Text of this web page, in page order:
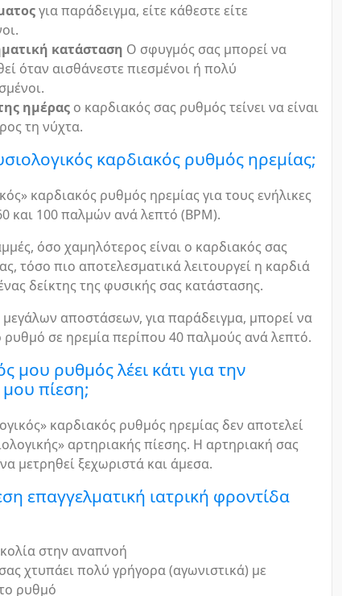
για παράδειγμα, είτε κάθεστε είτε
κατάσταση Ο σφυγμός σας μπορεί να
όταν αισθάνεστε πιεσμένοι ή πολύ
ημέρας ο καρδιακός σας ρυθμός τείνει να είναι
τη νύχτα.
καρδιακός ρυθμός ηρεμίας;
καρδιακός ρυθμός ηρεμίας για τους ενήλικες
και 100 παλμών ανά λεπτό (BPM).
όσο χαμηλότερος είναι ο καρδιακός σας
τόσο πιο αποτελεσματικά λειτουργεί η καρδιά
δείκτης της φυσικής σας κατάστασης.
αποστάσεων, για παράδειγμα, μπορεί να
ρυθμό σε ηρεμία περίπου 40 παλμούς ανά λεπτό.
μου ρυθμός λέει κάτι για την
πίεση;
καρδιακός ρυθμός ηρεμίας δεν αποτελεί
αρτηριακής πίεσης. Η αρτηριακή σας
μετρηθεί ξεχωριστά και άμεσα.
επαγγελματική ιατρική φροντίδα
στην αναπνοή
χτυπάει πολύ γρήγορα (αγωνιστικά) με
ρυθμό